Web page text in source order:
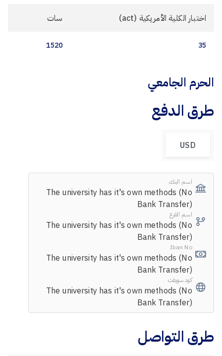
اختبار الكلية الأمريكية (act) سات
35
1520
الحرم الجامعي
طرق الدفع
USD
اسم البنك
The university has it's own methods (No
Bank Transfer)
اسم الفرع
The university has it's own methods (No
Bank Transfer)
Iban No
The university has it's own methods (No
Bank Transfer)
كود سويفت
The university has it's own methods (No
Bank Transfer)
طرق التواصل